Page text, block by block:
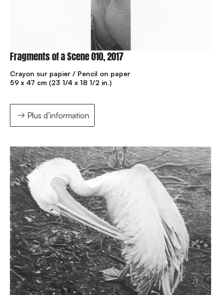
Fragments of a Scene 010, 2017
Crayon sur papier / Pencil on paper
59 x 47 cm (23 1/4 x 18 1/2 in.)
Plus d’information